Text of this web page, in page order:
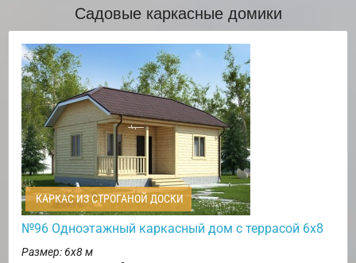
Садовые каркасные домики
КАРКАС ИЗ СТРОГАНОЙ ДОСКИ
№96 Одноэтажный каркасный дом с террасой 6х8
Размер: 6х8 м